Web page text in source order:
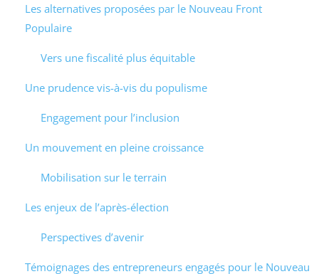
Les alternatives proposées par le Nouveau Front
Populaire
Vers une fiscalité plus équitable
Une prudence vis-à-vis du populisme
Engagement pour l’inclusion
Un mouvement en pleine croissance
Mobilisation sur le terrain
Les enjeux de l’après-élection
Perspectives d’avenir
Témoignages des entrepreneurs engagés pour le Nouveau